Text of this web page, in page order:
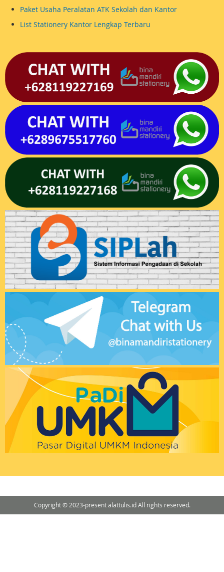
Paket Usaha Peralatan ATK Sekolah dan Kantor
List Stationery Kantor Lengkap Terbaru
Copyright © 2023-present alattulis.id All rights reserved.